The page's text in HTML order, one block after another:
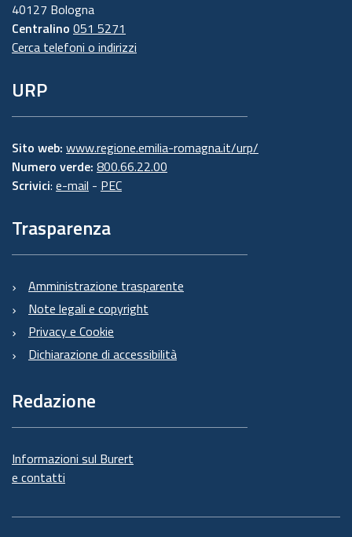
40127 Bologna
Centralino 051 5271
Cerca telefoni o indirizzi
URP
Sito web: www.regione.emilia-romagna.it/urp/
Numero verde: 800.66.22.00
Scrivici: e-mail - PEC
Trasparenza
Amministrazione trasparente
Note legali e copyright
Privacy e Cookie
Dichiarazione di accessibilità
Redazione
Informazioni sul Burert
e contatti